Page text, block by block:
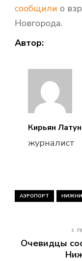
сообщили о
Новгорода.
Автор:
Кирьян
журналист
АЭРОПОРТ
Очевидцы